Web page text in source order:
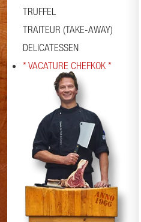
TRUFFEL
TRAITEUR (TAKE-AWAY)
DELICATESSEN
* VACATURE CHEFKOK *